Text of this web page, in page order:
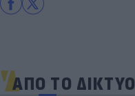
ΑΠΟ ΤΟ ΔΙΚΤΥΟ